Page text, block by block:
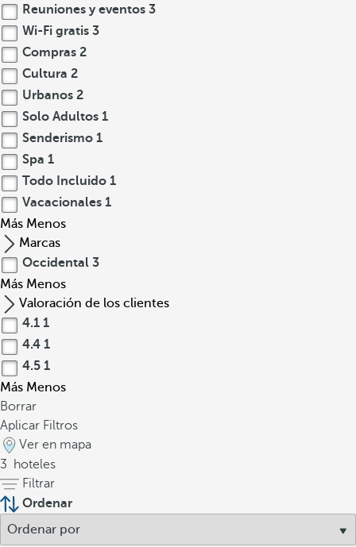
Reuniones y eventos 3
Wi-Fi gratis 3
Compras 2
Cultura 2
Urbanos 2
Solo Adultos 1
Senderismo 1
Spa 1
Todo Incluido 1
Vacacionales 1
Más Menos
Marcas
Occidental 3
Más Menos
Valoración de los clientes
4.1 1
4.4 1
4.5 1
Más Menos
Borrar
Aplicar Filtros
Ver en mapa
3
hoteles
Filtrar
Ordenar